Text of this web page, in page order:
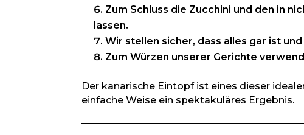
Zum Schluss die Zucchini und den in
lassen.
Wir stellen sicher, dass alles gar ist
Zum Würzen unserer Gerichte
Der kanarische Eintopf ist eines dieser
einfache Weise ein spektakuläres Ergebnis.